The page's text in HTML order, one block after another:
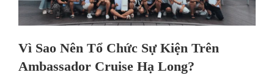
Vì Sao Nên Tổ Chức Sự Kiện Trên
Ambassador Cruise Hạ Long?